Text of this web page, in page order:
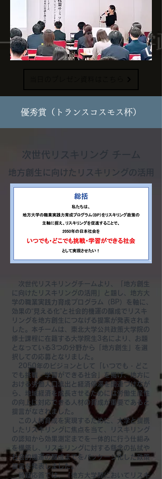
​優秀賞（トランスコスモス杯）
次世代リスキリング チーム
地方創生に向けたリスキリングの活用
次世代リスキリングチームより、「地方創生
に向けたリスキリングの活用」と題し、地方大
学の職業実践力育成プログラム（BP）を軸に、
効果の“見える化”と社会的機運の醸成でリスキ
リングを地方創生につなげる提案が発表されま
した。本チームは、東北大学公共政策大学院の
修士課程に在籍する大学院生3名により、お題
となっている3つの分野から「地方創生」を選
択しての応募となりました。
2050年のビジョンとして「いつでも・どこ
でも挑戦・学習ができる社会」を掲げ、地方に
おける労働人口流出と経済停滞を関連づけなが
ら、地域経済を成長させるためには労働生産性
の向上に対応できる人材の育成が重要であると
提言がなされました。
この人材育成を実現するために、大学と提携
したリスキリングに焦点を当て、リスキリング
の認知から効果測定までを一体的に行う仕組み
を構築し、リスキリングに対する懸念の払拭や
社会的機運の醸成までをパッケージ化した政策
提言を発表しました。
質疑応答では、「地方大学間においてリスキ